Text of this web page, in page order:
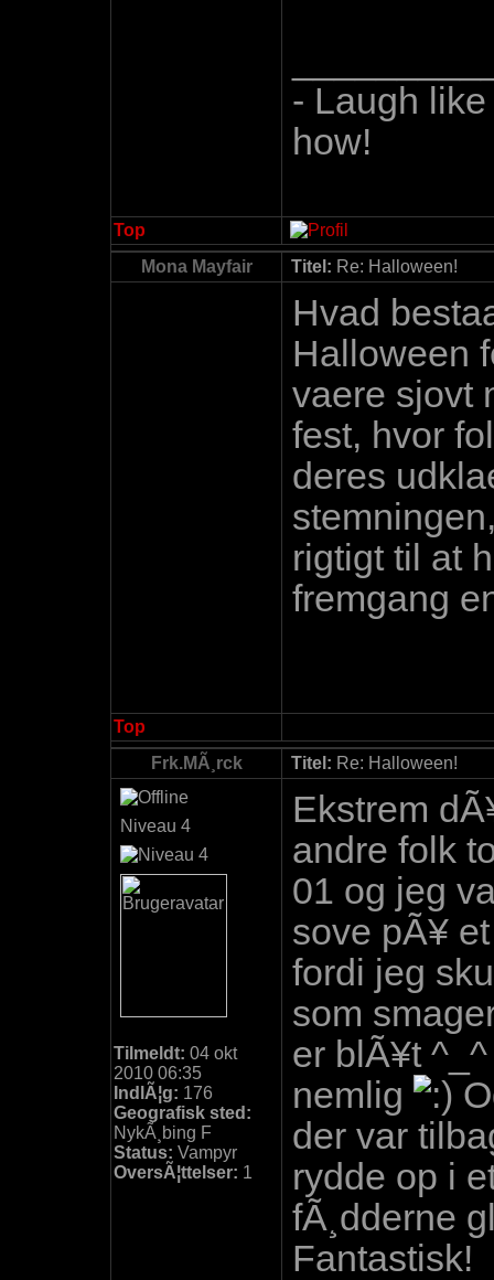
- Laugh
how!
Top
Mona Mayfair
Titel: Re: Halloween!
Hvad
Halloween
vaere sjovt
fest, hvor
deres
rigtigt til at
fremgang
Top
Frk.MÃ¸rck
Titel: Re: Halloween!
Niveau 4
Tilmeldt: 04 okt
2010 06:35
IndlÃ¦g: 176
Geografisk sted:
NykÃ¸bing F
Status: Vampyr
OversÃ¦ttelser: 1
Ekstrem
andre folk
01 og jeg
sove pÃ¥
fordi jeg
som
er blÃ¥t
nemlig
der var
rydde op i
fÃ¸dderne
Fantastisk!